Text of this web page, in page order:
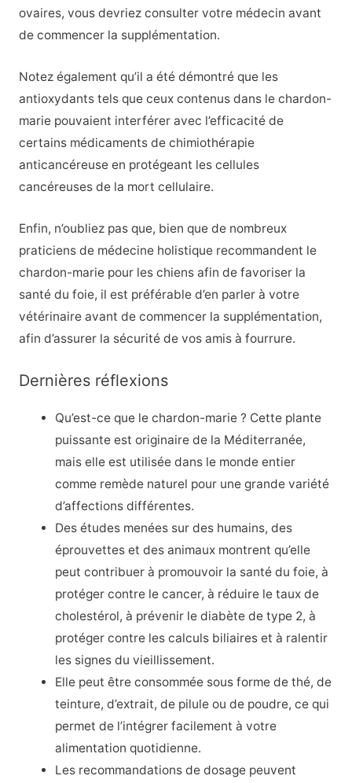
ovaires, vous devriez consulter votre médecin avant
de commencer la supplémentation.
Notez également qu’il a été démontré que les
antioxydants tels que ceux contenus dans le chardon-
marie pouvaient interférer avec l’efficacité de
certains médicaments de chimiothérapie
anticancéreuse en protégeant les cellules
cancéreuses de la mort cellulaire.
Enfin, n’oubliez pas que, bien que de nombreux
praticiens de médecine holistique recommandent le
chardon-marie pour les chiens afin de favoriser la
santé du foie, il est préférable d’en parler à votre
vétérinaire avant de commencer la supplémentation,
afin d’assurer la sécurité de vos amis à fourrure.
Dernières réflexions
Qu’est-ce que le chardon-marie ? Cette plante
puissante est originaire de la Méditerranée,
mais elle est utilisée dans le monde entier
comme remède naturel pour une grande variété
d’affections différentes.
Des études menées sur des humains, des
éprouvettes et des animaux montrent qu’elle
peut contribuer à promouvoir la santé du foie, à
protéger contre le cancer, à réduire le taux de
cholestérol, à prévenir le diabète de type 2, à
protéger contre les calculs biliaires et à ralentir
les signes du vieillissement.
Elle peut être consommée sous forme de thé, de
teinture, d’extrait, de pilule ou de poudre, ce qui
permet de l’intégrer facilement à votre
alimentation quotidienne.
Les recommandations de dosage peuvent